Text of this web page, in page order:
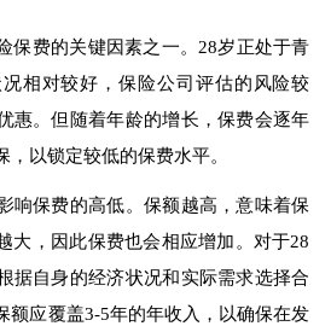
保费的关键因素之一。28岁正处于青
相对较好，保险公司评估的风险较
惠。但随着年龄的增长，保费会逐年
以锁定较低的保费水平。
响保费的高低。保额越高，意味着保
大，因此保费也会相应增加。对于28
据自身的经济状况和实际需求选择合
额应覆盖3-5年的年收入，以确保在发